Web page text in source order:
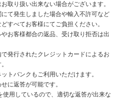
取り扱い出来ない場合がございます。
にて発生しました場合や輸入不許可など
すべてお客様にてご負担ください。
やお客様都合の返品、受け取り拒否は出
で発行されたクレジットカードによるお
トバンクもご利用いただけます。
に返答が可能です。
用しているので、適切な返答が出来な